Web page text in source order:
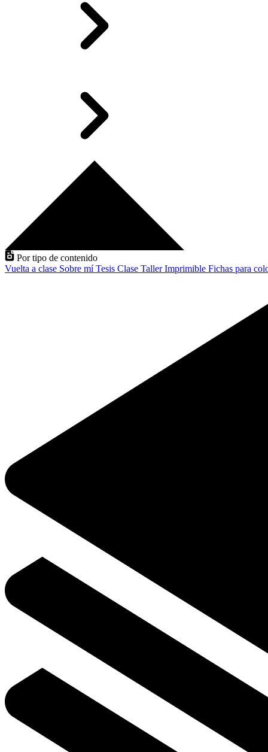
Por tipo de contenido
Vuelta a clase Sobre míTesis Clase TallerImprimible Fichas para